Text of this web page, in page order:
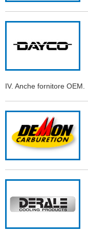
IV. Anche fornitore OEM.